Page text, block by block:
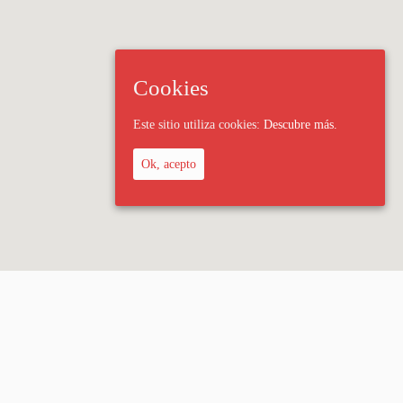
Cookies
Este sitio utiliza cookies: Descubre más.
Ok, acepto